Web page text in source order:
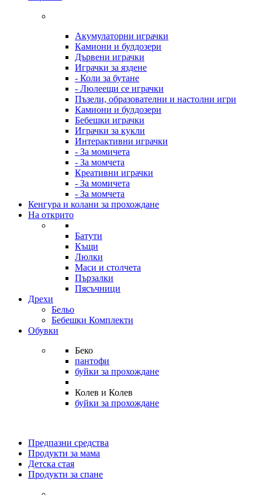
Акумулаторни играчки
Камиони и булдозери
Дървени играчки
Играчки за яздене
- Коли за бутане
- Люлеещи се играчки
Пъзели, образователни и настолни игри
Камиони и булдозери
Бебешки играчки
Играчки за кукли
Интерактивни играчки
- За момичета
- За момчета
Креативни играчки
- За момичета
- За момчета
Кенгура и колани за прохождане
На открито
Батути
Къщи
Люлки
Маси и столчета
Пързалки
Пясъчници
Дрехи
Бельо
Бебешки Комплекти
Обувки
Беко
пантофи
буйки за прохождане
Колев и Колев
буйки за прохождане
Предпазни средства
Продукти за мама
Детска стая
Продукти за спане